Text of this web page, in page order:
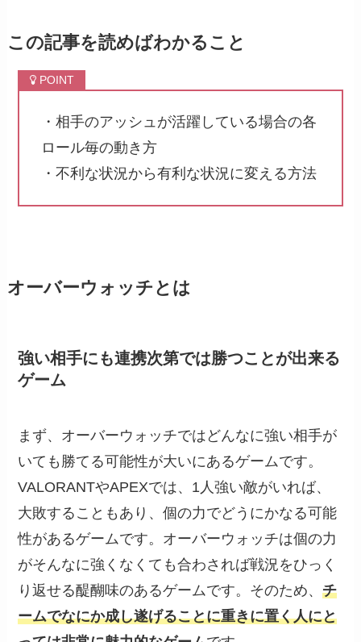
この記事を読めばわかること
・相手のアッシュが活躍している場合の各
ロール毎の動き方
・不利な状況から有利な状況に変える方法
オーバーウォッチとは
強い相手にも連携次第では勝つことが出来る
ゲーム
まず、オーバーウォッチではどんなに強い相手が
いても勝てる可能性が大いにあるゲームです。
VALORANTやAPEXでは、1人強い敵がいれば、
大敗することもあり、個の力でどうにかなる可能
性があるゲームです。オーバーウォッチは個の力
がそんなに強くなくても合わされば戦況をひっく
り返せる醍醐味のあるゲームです。そのため、チ
ームでなにか成し遂げることに重きに置く人にと